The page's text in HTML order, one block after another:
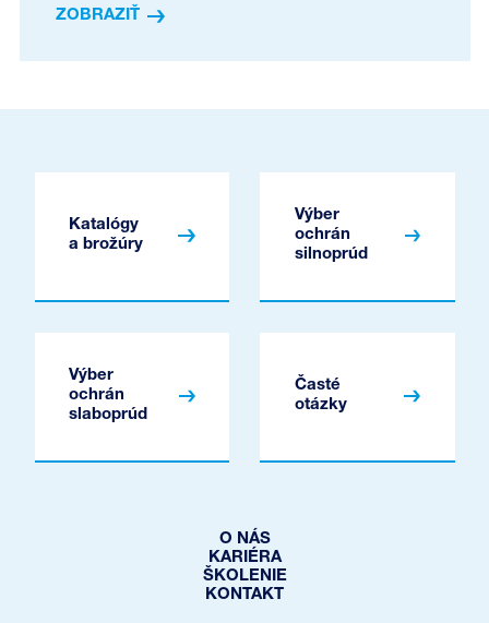
ZOBRAZIŤ
Katalógy
a brožúry
Výber
ochrán
silnoprúd
Výber
ochrán
slaboprúd
Časté
otázky
O NÁS
KARIÉRA
ŠKOLENIE
KONTAKT